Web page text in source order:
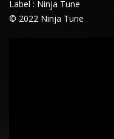
Label : Ninja Tune
© 2022 Ninja Tune